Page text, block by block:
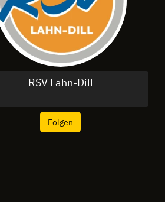
RSV Lahn-Dill
Folgen